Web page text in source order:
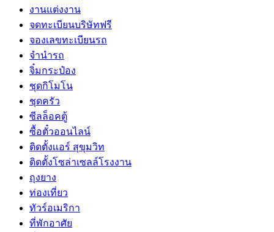
งานแต่งงาน
จดทะเบียนบริษัทฟรี
จองเลขทะเบียนรถ
จำนำรถ
จิ๋มกระป๋อง
ชุดกิโมโน
ชุดครัว
ซีลล็อคตู้
ซื้อตั๋วออนไลน์
ติดตั้งเเอร์ สุขุมวิท
ติดตั้งโซล่าเซลล์โรงงาน
ถุงยาง
ท่องเที่ยว
ทัวร์อเมริกา
ที่พักอาศัย